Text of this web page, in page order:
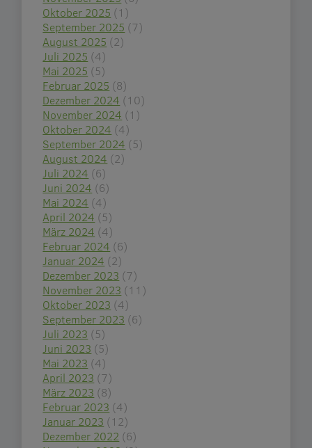
Oktober 2025 (1)
September 2025 (7)
August 2025 (2)
Juli 2025 (4)
Mai 2025 (5)
Februar 2025 (8)
Dezember 2024 (10)
November 2024 (1)
Oktober 2024 (4)
September 2024 (5)
August 2024 (2)
Juli 2024 (6)
Juni 2024 (6)
Mai 2024 (4)
April 2024 (5)
März 2024 (4)
Februar 2024 (6)
Januar 2024 (2)
Dezember 2023 (7)
November 2023 (11)
Oktober 2023 (4)
September 2023 (6)
Juli 2023 (5)
Juni 2023 (5)
Mai 2023 (4)
April 2023 (7)
März 2023 (8)
Februar 2023 (4)
Januar 2023 (12)
Dezember 2022 (6)